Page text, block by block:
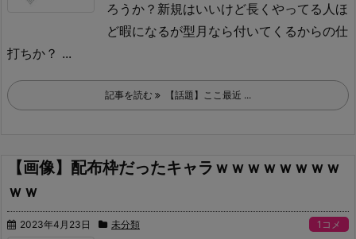
ろうか？ 新規はいいけど長くやってる人ほ
ど暇になるが型月なら付いてくるからの仕
打ちか？ ...
記事を読む 【話題】ここ最近 ...
【画像】配布枠だったキャラｗｗｗｗｗｗｗｗ
ｗｗ
2023年4月23日 未分類 1コメ